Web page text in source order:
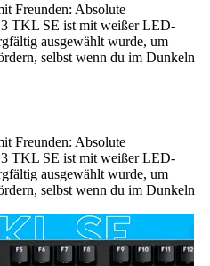
Freunden: Absolute
TKL SE ist mit weißer LED-
ausgewählt wurde, um
selbst wenn du im Dunkeln
Freunden: Absolute
TKL SE ist mit weißer LED-
ausgewählt wurde, um
selbst wenn du im Dunkeln